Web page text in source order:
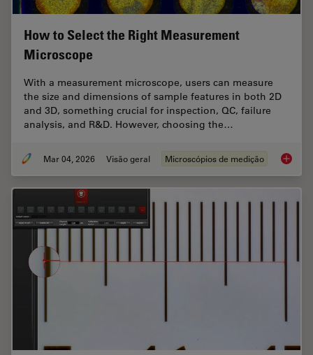
How to Select the Right Measurement
Microscope
With a measurement microscope, users can measure
the size and dimensions of sample features in both 2D
and 3D, something crucial for inspection, QC, failure
analysis, and R&D. However, choosing the…
Mar 04, 2026 Visão geral Microscópios de medição How to